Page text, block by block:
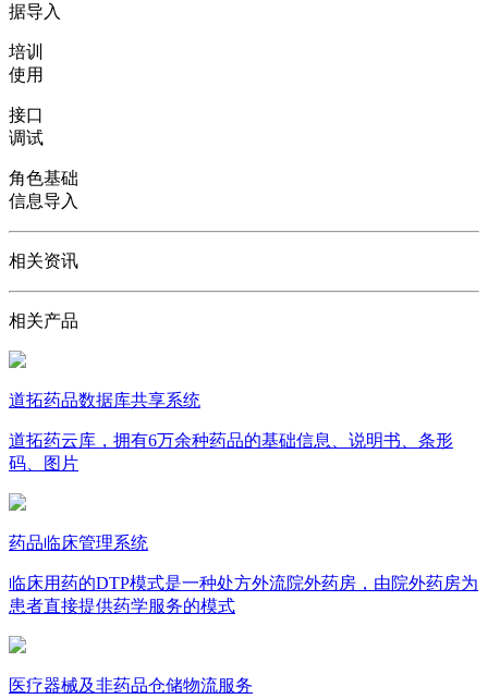
据导入
培训
使用
接口
调试
角色基础
信息导入
相关资讯
相关产品
道拓药品数据库共享系统
道拓药云库，拥有6万余种药品的基础信息、说明书、条形
码、图片
药品临床管理系统
临床用药的DTP模式是一种处方外流院外药房，由院外药房为
患者直接提供药学服务的模式
医疗器械及非药品仓储物流服务